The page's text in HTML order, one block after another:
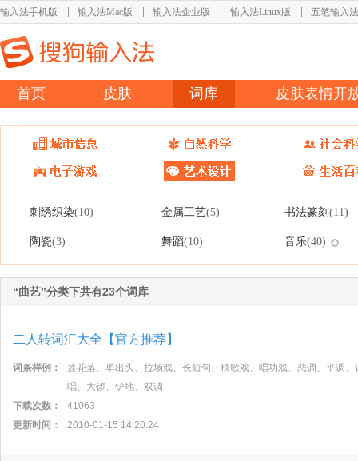
输入法手机版 输入法Mac版 输入法企业版 输入法Linux版 五笔输入法
首页 皮肤 词库 皮肤表情开
刺绣织染(10) 金属工艺(5) 书法篆刻 (11)
陶瓷(3) 舞蹈(10) 音乐(40)
“曲艺”分类下共有23个词库
二人转词汇大全【官方推荐】
词条样例：
莲花落、单出头、拉场戏、长短句、秧歌戏、唱功戏、悲调、平调
唱、大锣、铲地、双调
下载次数：
41063
更新时间：
2010-01-15 14:20:24